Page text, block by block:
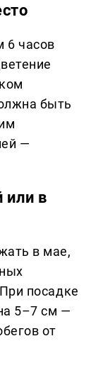
6 часов
быть
—
или в
в мае,
посадке
5–7 см —
от